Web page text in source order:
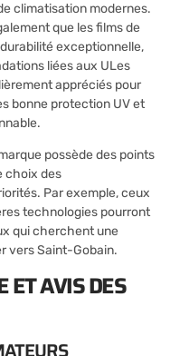
climatisation modernes.
que les films de
exceptionnelle,
liées aux ULes
appréciés pour
bonne protection UV et
possède des points
choix des
Par exemple, ceux
technologies pourront
qui cherchent une
vers Saint-Gobain.
ET AVIS DES